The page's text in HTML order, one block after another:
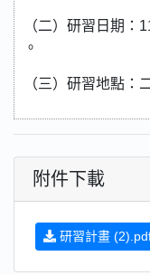
（二）研習日期：
。
（三）研習地點：
附件下載
研習計畫